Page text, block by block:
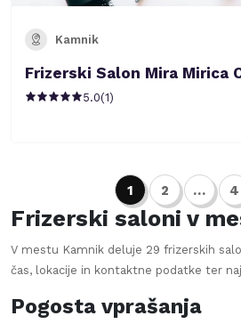
Kamnik
Frizerski Salon Mira Mirica
5.0(1)
1 2 … 4
Frizerski saloni v
V mestu Kamnik deluje 29 frizerskih
čas, lokacije in kontaktne podatke ter
Pogosta vprašanja